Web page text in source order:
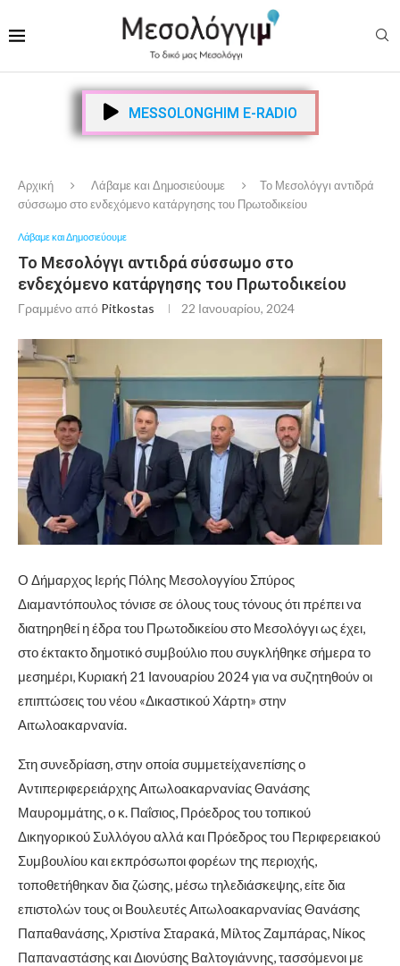
MESSOLONGHIM E-RADIO
Αρχική Λάβαμε και Δημοσιεύουμε
Το Μεσολόγγι αντιδρά
σύσσωμο στο ενδεχόμενο κατάργησης του Πρωτοδικείου
Λάβαμε και Δημοσιεύουμε
Το Μεσολόγγι αντιδρά σύσσωμο στο
ενδεχόμενο κατάργησης του Πρωτοδικείου
Γραμμένο από Pitkostas 22 Ιανουαρίου, 2024
Ο Δήμαρχος Ιερής Πόλης Μεσολογγίου Σπύρος
Διαμαντόπουλος τόνισε σε όλους τους τόνους ότι πρέπει να
διατηρηθεί η έδρα του Πρωτοδικείου στο Μεσολόγγι ως έχει,
στο έκτακτο δημοτικό συμβούλιο που συγκλήθηκε σήμερα το
μεσημέρι, Κυριακή 21 Ιανουαρίου 2024 για να συζητηθούν οι
επιπτώσεις του νέου «Δικαστικού Χάρτη» στην
Αιτωλοακαρνανία.
Στη συνεδρίαση, στην οποία συμμετείχανεπίσης ο
Αντιπεριφερειάρχης Αιτωλοακαρνανίας Θανάσης
Μαυρομμάτης, ο κ. Παΐσιος, Πρόεδρος του τοπικού
Δικηγορικού Συλλόγου αλλά και Πρόεδρος του Περιφερειακού
Συμβουλίου και εκπρόσωποι φορέων της περιοχής,
τοποθετήθηκαν δια ζώσης, μέσω τηλεδιάσκεψης, είτε δια
επιστολών τους οι Βουλευτές Αιτωλοακαρνανίας Θανάσης
Παπαθανάσης, Χριστίνα Σταρακά, Μίλτος Ζαμπάρας, Νίκος
Παπαναστάσης και Διονύσης Βαλτογιάννης, τασσόμενοι με